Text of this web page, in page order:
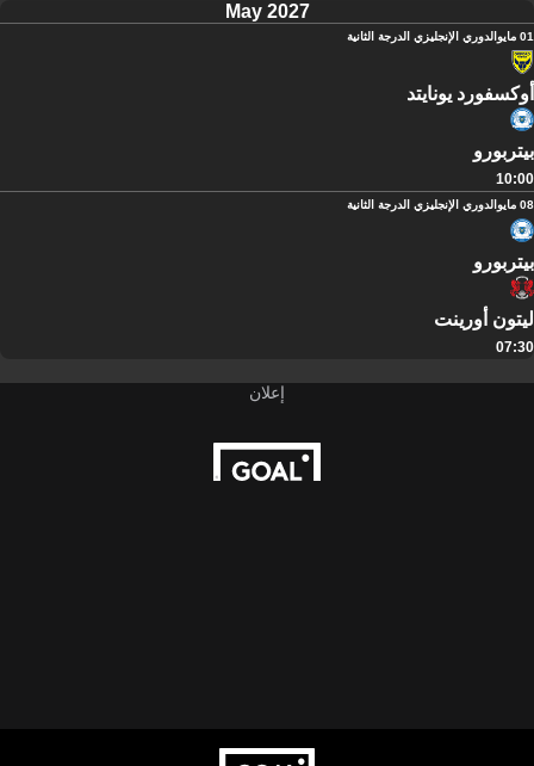
May 2027
01 مايو الدوري الإنجليزي الدرجة الثانية
أوكسفورد يونايتد
بيتربورو
10:00
08 مايو الدوري الإنجليزي الدرجة الثانية
بيتربورو
ليتون أورينت
07:30